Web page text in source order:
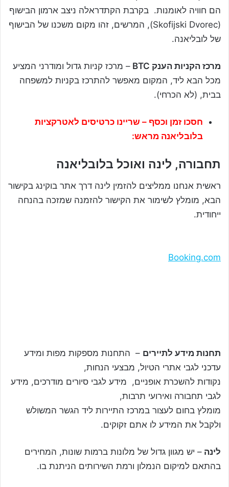
הם חוויה לאומנות. בקרבת הקתדראלה ניצב ארמון הבישוף
(Skofijski Dvorec), המרשים, זהו מקום משכנו של הבישוף
של לובליאנה.
מרכז הקניות הענק BTC
– מרכז קניות גדול ומודרני המציע
מכל הבא ליד, המקום מאפשר להתרכז בקניות למשפחה
בבית, (לא הכרחי).
חסכו זמן וכסף – שריינו כרטיסים לאטרקציות
בלובליאנה מראש:
תחבורה, לינה ואוכל בלובליאנה
ראשית אנחנו ממליצים להזמין לינה דרך אתר בוקינג בקישור
הבא, מומלץ לשימור את הקישור להזמנה שמזכה בהנחה
ייחודית.
Booking.com
תחנות מידע לתיירים – התחנות מספקות מפות ומידע
עדכני לגבי אתרי הטיול, מבצעי הנחות,
נקודות להשכרת אופניים, מידע לגבי סיורים מודרכים, מידע
לגבי תחבורה ואירועי תרבות,
מומלץ בחום לעצור במרכז התיירות ליד הגשר המשולש
ולקבל את המידע לו אתם זקוקים.
לינה – יש מגוון גדול של מלונות ברמות שונות, המחירים
בהתאם למיקום הנמלון ורמת השירותים הניתנת בו.